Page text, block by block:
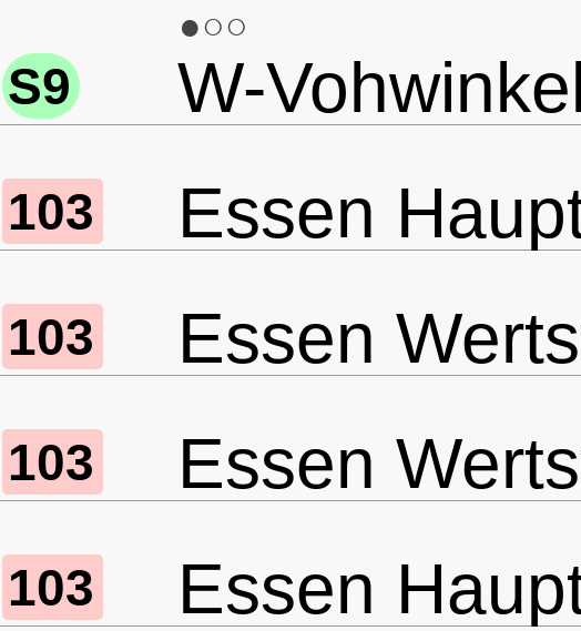
S9
●○○
W-
103 Essen
103 Essen
103 Essen
103 Essen